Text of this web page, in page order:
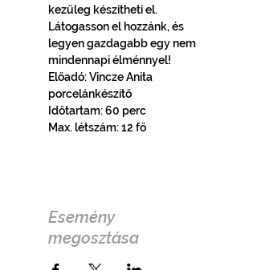
kezűleg készítheti el.
Látogasson el hozzánk, és
legyen gazdagabb egy nem
mindennapi élménnyel!
Előadó: Vincze Anita
porcelánkészítő
Időtartam: 60 perc
Max. létszám: 12 fő
Esemény
megosztása